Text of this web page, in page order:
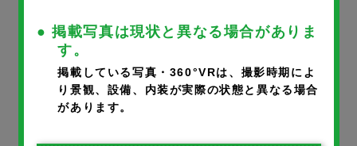
※ご入力いただいたメールアドレスに完了メールが届きます。
※携帯のアドレスの方は、宛先指定受信で@noka.co.jpをご登録
ください。
● 掲載写真は現状と異なる場合がありま
す。
掲載している写真・360°VRは、撮影時期によ
り景観、設備、内装が実際の状態と異なる場合
があります。